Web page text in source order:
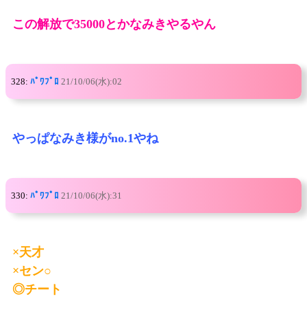
この解放で35000とかなみきやるやん
328: ﾊﾟﾜﾌﾟﾛ 21/10/06(水):02
やっぱなみき様がno.1やね
330: ﾊﾟﾜﾌﾟﾛ 21/10/06(水):31
×天才
×セン○
◎チート